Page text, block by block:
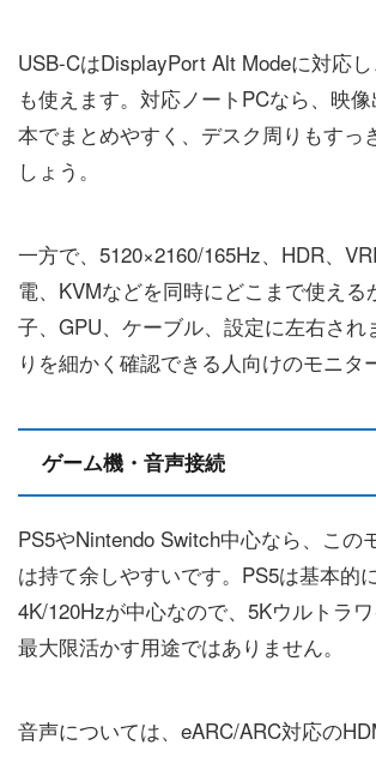
USB-CはDisplayPort Alt Modeに対応
も使えます。対応ノートPCなら、映
本でまとめやすく、デスク周りもすっ
しょう。
一方で、5120×2160/165Hz、HDR、
電、KVMなどを同時にどこまで使える
子、GPU、ケーブル、設定に左右され
りを細かく確認できる人向けのモニタ
ゲーム機・音声接続
PS5やNintendo Switch中心なら、この
は持て余しやすいです。PS5は基本的
4K/120Hzが中心なので、5Kウルトラ
最大限活かす用途ではありません。
音声については、eARC/ARC対応の